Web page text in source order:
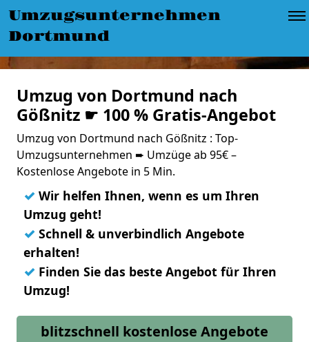
Umzugsunternehmen
Dortmund
Umzug von Dortmund nach
Gößnitz ☛ 100 % Gratis-Angebot
Umzug von Dortmund nach Gößnitz : Top-
Umzugsunternehmen ➨ Umzüge ab 95€ –
Kostenlose Angebote in 5 Min.
✓ Wir helfen Ihnen, wenn es um Ihren
Umzug geht!
✓ Schnell & unverbindlich Angebote
erhalten!
✓ Finden Sie das beste Angebot für Ihren
Umzug!
blitzschnell kostenlose Angebote